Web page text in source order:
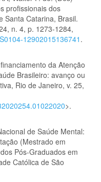
profissionais dos
Santa Catarina, Brasil.
n. 4, p. 1273-1284,
12902015136741 .
da Atenção
Brasileiro: avanço ou
Rio de Janeiro, v. 25,
>.
de Saúde Mental:
(Mestrado em
Pós-Graduados em
Católica de São